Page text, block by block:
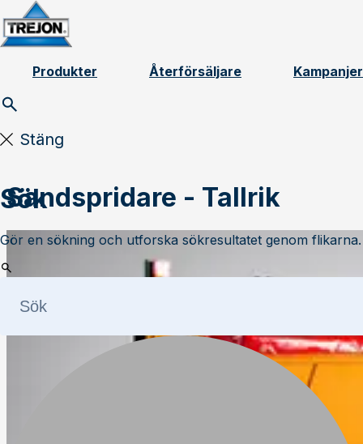
Skip to content
Produkter Återförsäljare Kampanjer
Stäng
Sök
Gör en sökning och utforska sökresultatet genom flikarna.
Sandspridare - Tallrik